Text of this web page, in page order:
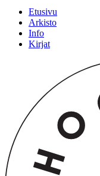
Etusivu
Arkisto
Info
Kirjat